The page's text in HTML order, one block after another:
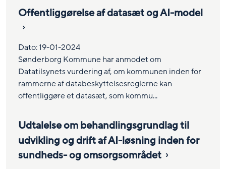
Offentliggørelse af datasæt og AI-model
Dato:19-01-2024
Sønderborg Kommune har anmodet om
Datatilsynets vurdering af, om kommunen inden for
rammerne af databeskyttelsesreglerne kan
offentliggøre et datasæt, som kommu...
Udtalelse om behandlingsgrundlag til
udvikling og drift af AI-løsning inden for
sundheds- og omsorgsområdet